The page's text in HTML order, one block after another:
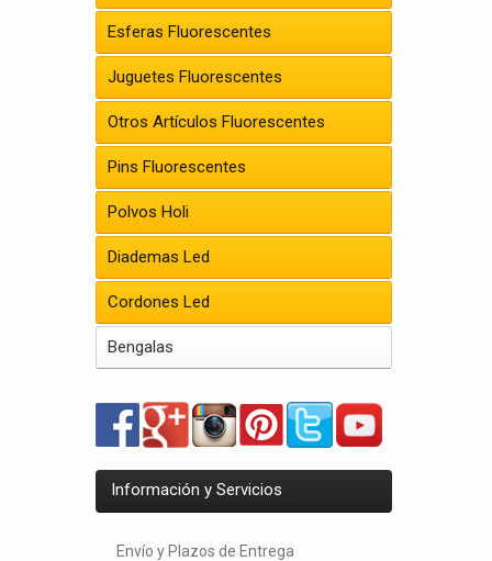
Esferas Fluorescentes
Juguetes Fluorescentes
Otros Artículos Fluorescentes
Pins Fluorescentes
Polvos Holi
Diademas Led
Cordones Led
Bengalas
Información y Servicios
Envío y Plazos de Entrega